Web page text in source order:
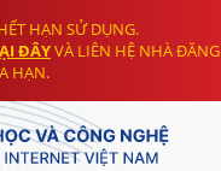
HẠN SỬ DỤNG.
ĐÂYVÀ LIÊN HỆ NHÀ ĐĂNG
HẠN.